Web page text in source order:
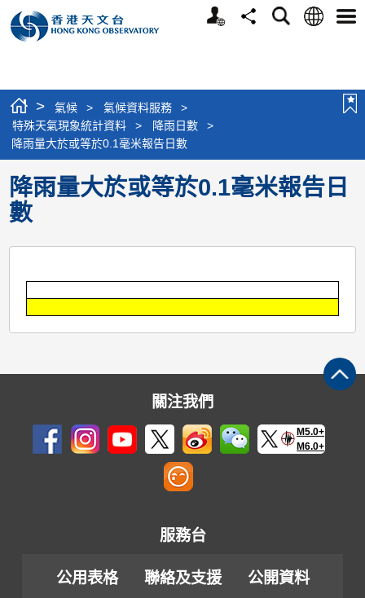
個
分
搜
語
選
> 氣候 > 氣候資料服務
>
特殊天氣現象統計資料
> 降雨日數
>
降雨量大於或等於0.1毫米報告日數
降雨量大於或等於0.1毫米報告日
數
關注我們
M5.0+
M6.0+
服務台
公用表格 聯絡及支援
公開資料